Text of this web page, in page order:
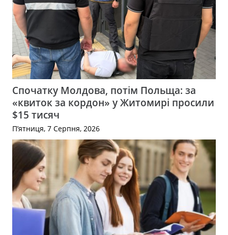
Спочатку Молдова, потім Польща: за
«квиток за кордон» у Житомирі просили
$15 тисяч
П’ятниця, 7 Серпня, 2026